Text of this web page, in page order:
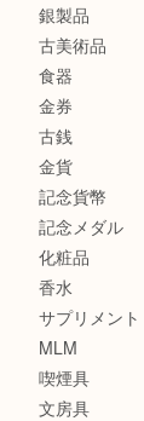
銀製品
古美術品
食器
金券
古銭
金貨
記念貨幣
記念メダル
化粧品
香水
サプリメント
MLM
喫煙具
文房具